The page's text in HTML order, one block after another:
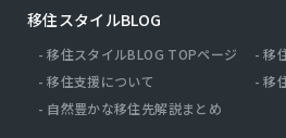
移住スタイルBLOG
移住スタイルBLOG TOPページ
移
移住支援について
移
自然豊かな移住先解説まとめ